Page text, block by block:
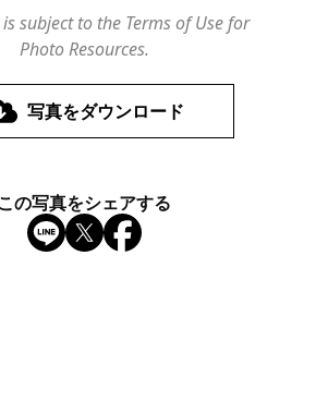
subject to the Terms of Use for
Photo Resources.
写真をダウンロード
この写真をシェアする